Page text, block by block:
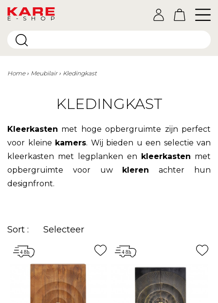
E-SHOP
Home Meubilair Kledingkast
KLEDINGKAST
Kleerkasten met hoge opbergruimte zijn perfect
voor kleine kamers. Wij bieden u een selectie van
kleerkasten met legplanken en kleerkasten met
opbergruimte voor uw kleren achter hun
designfront.
Sort : Selecteer